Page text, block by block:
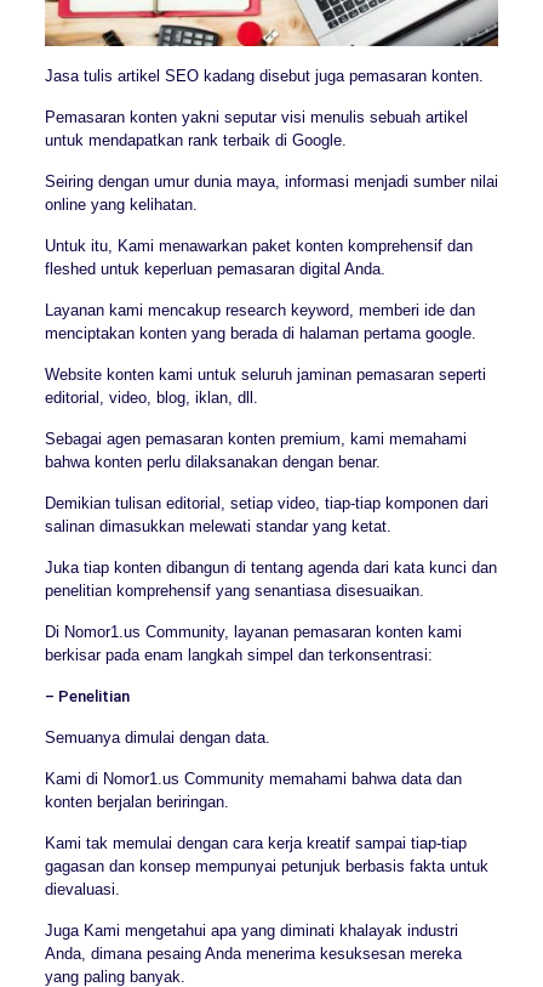
Jasa tulis artikel SEO kadang disebut juga pemasaran konten.
Pemasaran konten yakni seputar visi menulis sebuah artikel
untuk mendapatkan rank terbaik di Google.
Seiring dengan umur dunia maya, informasi menjadi sumber nilai
online yang kelihatan.
Untuk itu, Kami menawarkan paket konten komprehensif dan
fleshed untuk keperluan pemasaran digital Anda.
Layanan kami mencakup research keyword, memberi ide dan
menciptakan konten yang berada di halaman pertama google.
Website konten kami untuk seluruh jaminan pemasaran seperti
editorial, video, blog, iklan, dll.
Sebagai agen pemasaran konten premium, kami memahami
bahwa konten perlu dilaksanakan dengan benar.
Demikian tulisan editorial, setiap video, tiap-tiap komponen dari
salinan dimasukkan melewati standar yang ketat.
Juka tiap konten dibangun di tentang agenda dari kata kunci dan
penelitian komprehensif yang senantiasa disesuaikan.
Di Nomor1.us Community, layanan pemasaran konten kami
berkisar pada enam langkah simpel dan terkonsentrasi:
– Penelitian
Semuanya dimulai dengan data.
Kami di Nomor1.us Community memahami bahwa data dan
konten berjalan beriringan.
Kami tak memulai dengan cara kerja kreatif sampai tiap-tiap
gagasan dan konsep mempunyai petunjuk berbasis fakta untuk
dievaluasi.
Juga Kami mengetahui apa yang diminati khalayak industri
Anda, dimana pesaing Anda menerima kesuksesan mereka
yang paling banyak.